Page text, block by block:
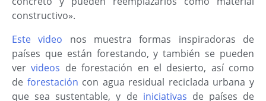
constructivo».
Este video nos muestra formas inspiradoras de
países que están forestando, y también se pueden
vervideos de forestación en el desierto, así como
de forestación con agua residual reciclada urbana y
que sea sustentable, y de iniciativas de países de